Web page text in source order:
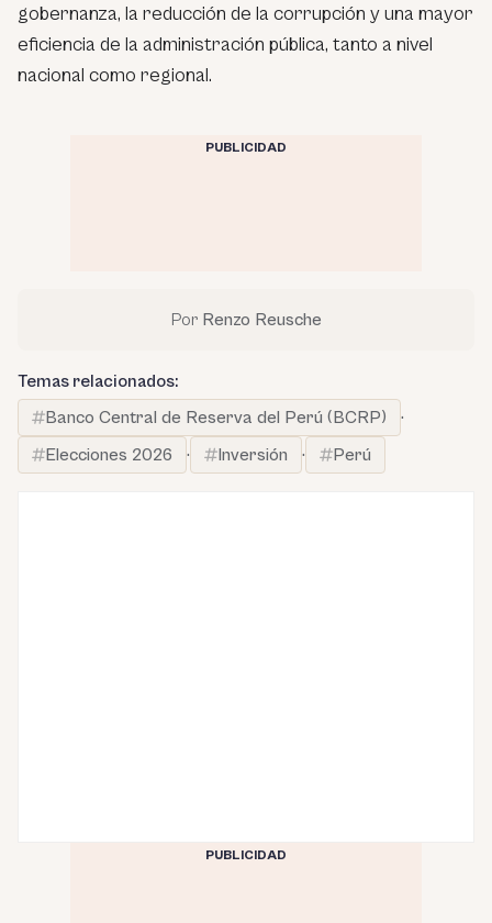
gobernanza, la reducción de la corrupción y una mayor
eficiencia de la administración pública, tanto a nivel
nacional como regional.
PUBLICIDAD
Por Renzo Reusche
Temas relacionados:
Banco Central de Reserva del Perú (BCRP)
·
Elecciones 2026
· Inversión · Perú
PUBLICIDAD